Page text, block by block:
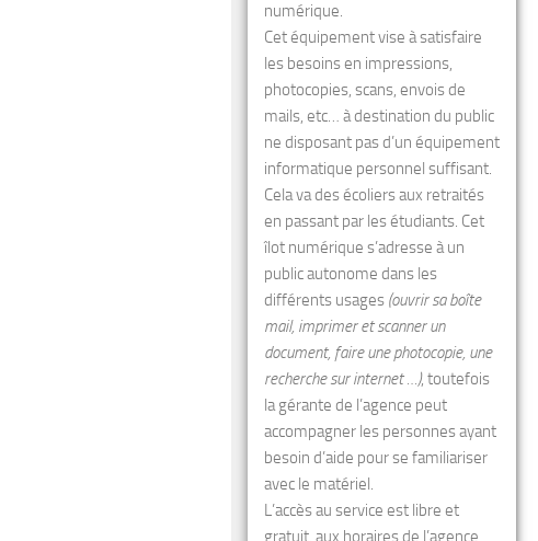
numérique.
Cet équipement vise à satisfaire
les besoins en impressions,
photocopies, scans, envois de
mails, etc… à destination du public
ne disposant pas d’un équipement
informatique personnel suffisant.
Cela va des écoliers aux retraités
en passant par les étudiants. Cet
îlot numérique s’adresse à un
public autonome dans les
différents usages (ouvrir sa boîte
mail, imprimer et scanner un
document, faire une photocopie, une
recherche sur internet …), toutefois
la gérante de l’agence peut
accompagner les personnes ayant
besoin d’aide pour se familiariser
avec le matériel.
L’accès au service est libre et
gratuit, aux horaires de l’agence